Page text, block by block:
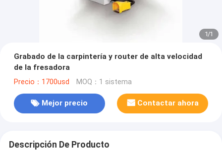
1/1
Grabado de la carpintería y router de alta velocidad
de la fresadora
Precio：1700usd MOQ：1 sistema
Mejor precio Contactar ahora
Descripción De Producto